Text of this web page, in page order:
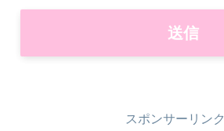
スポンサーリンク